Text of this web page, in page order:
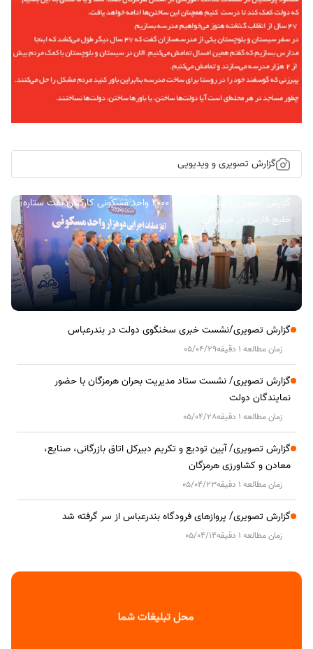
گزارش تصویری و ویدیویی
گزارش تصویری/ آیین کلنگ زنی ۲۰۰۰ واحد مسکونی کارکنان نفت ستاره
خلیج فارس در هرمزگان
گزارش تصویری/نشست خبری سخنگوی دولت در بندرعباس
زمان مطالعه 1 دقیقه 05/04/29
گزارش تصویری/ نشست ستاد مدیریت بحران هرمزگان با حضور
نمایندگان دولت
زمان مطالعه 1 دقیقه 05/04/28
گزارش تصویری/ آیین تودیع و تکریم دبیرکل اتاق بازرگانی، صنایع،
معادن و کشاورزی هرمزگان
زمان مطالعه 1 دقیقه 05/04/23
گزارش تصویری/ پروازهای فرودگاه بندرعباس از سر گرفته شد
زمان مطالعه 1 دقیقه 05/04/14